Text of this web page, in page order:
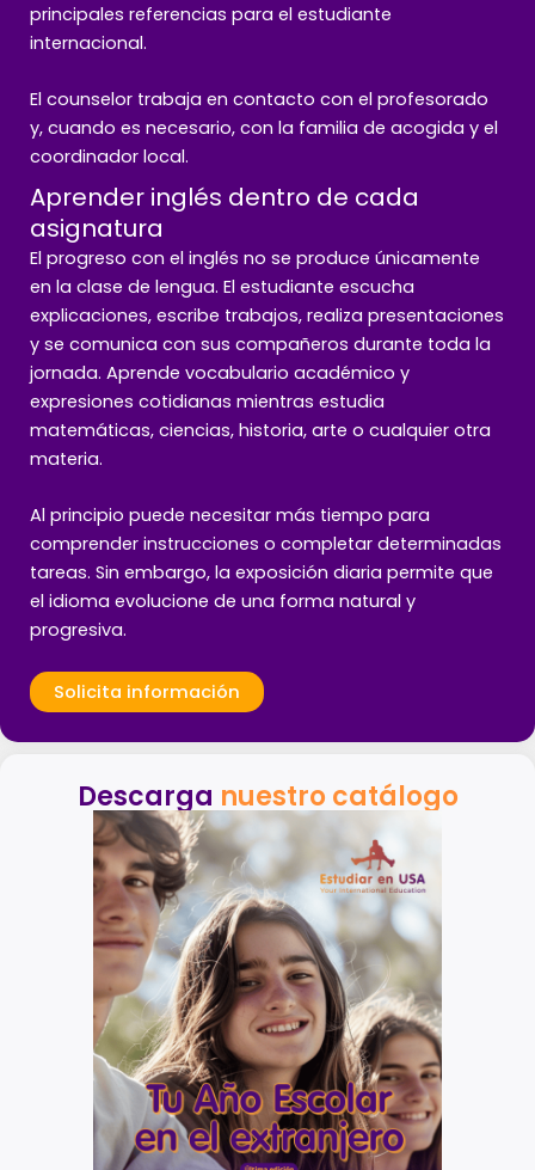
principales referencias para el estudiante
internacional.
El counselor trabaja en contacto con el profesorado
y, cuando es necesario, con la familia de acogida y el
coordinador local.
Aprender inglés dentro de cada
asignatura
El progreso con el inglés no se produce únicamente
en la clase de lengua. El estudiante escucha
explicaciones, escribe trabajos, realiza presentaciones
y se comunica con sus compañeros durante toda la
jornada. Aprende vocabulario académico y
expresiones cotidianas mientras estudia
matemáticas, ciencias, historia, arte o cualquier otra
materia.
Al principio puede necesitar más tiempo para
comprender instrucciones o completar determinadas
tareas. Sin embargo, la exposición diaria permite que
el idioma evolucione de una forma natural y
progresiva.
Solicita información
Descarga nuestro catálogo